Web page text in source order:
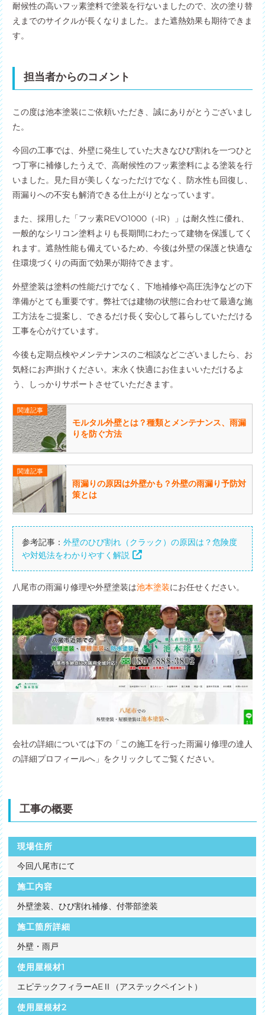
耐候性の高いフッ素塗料で塗装を行ないましたので、次の塗り替
えまでのサイクルが長くなりました。また遮熱効果も期待できま
す。
担当者からのコメント
この度は池本塗装にご依頼いただき、誠にありがとうございまし
た。
今回の工事では、外壁に発生していた大きなひび割れを一つひと
つ丁寧に補修したうえで、高耐候性のフッ素塗料による塗装を行
いました。見た目が美しくなっただけでなく、防水性も回復し、
雨漏りへの不安も解消できる仕上がりとなっています。
また、採用した「フッ素REVO1000（-IR）」は耐久性に優れ、
一般的なシリコン塗料よりも長期間にわたって建物を保護してく
れます。遮熱性能も備えているため、今後は外壁の保護と快適な
住環境づくりの両面で効果が期待できます。
外壁塗装は塗料の性能だけでなく、下地補修や高圧洗浄などの下
準備がとても重要です。弊社では建物の状態に合わせて最適な施
工方法をご提案し、できるだけ長く安心して暮らしていただける
工事を心がけています。
今後も定期点検やメンテナンスのご相談などございましたら、お
気軽にお声掛けください。末永く快適にお住まいいただけるよ
う、しっかりサポートさせていただきます。
関連記事
モルタル外壁とは？種類とメンテナンス、雨漏
りを防ぐ方法
関連記事
雨漏りの原因は外壁かも？外壁の雨漏り予防対
策とは
外壁のひび割れ（クラック）の原因は？危険度
や対処法をわかりやすく解説
八尾市の雨漏り修理や外壁塗装は池本塗装にお任せください。
会社の詳細については下の「この施工を行った雨漏り修理の達人
の詳細プロフィールへ」をクリックしてご覧ください。
工事の概要
現場住所
今回八尾市にて
施工内容
外壁塗装、ひび割れ補修、付帯部塗装
施工箇所詳細
外壁・雨戸
使用屋根材1
エピテックフィラーAEⅡ（アステックペイント）
使用屋根材2